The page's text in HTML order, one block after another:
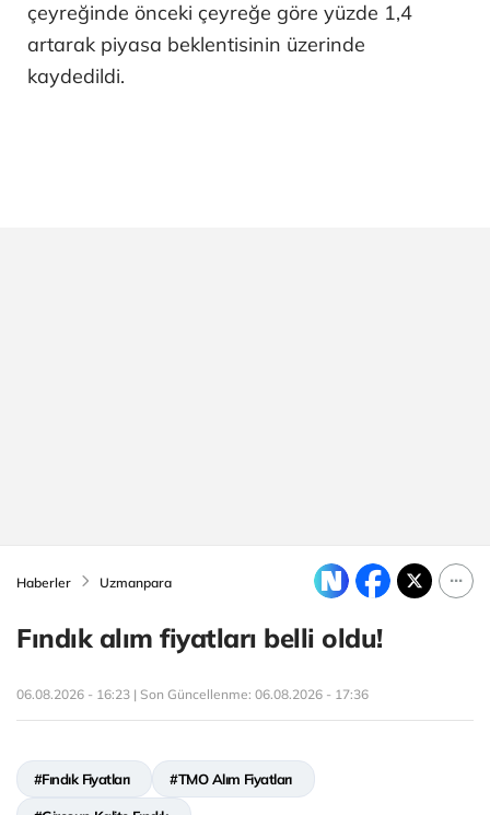
çeyreğinde önceki çeyreğe göre yüzde 1,4
artarak piyasa beklentisinin üzerinde
kaydedildi.
Haberler Uzmanpara
Fındık alım fiyatları belli oldu!
06.08.2026 - 16:23 | Son Güncellenme: 06.08.2026 - 17:36
#Fındık Fiyatları #TMO Alım Fiyatları